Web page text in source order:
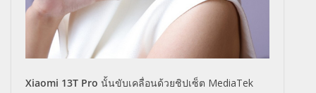
Xiaomi 13T Pro นั้นขับเคลื่อนด้วยชิปเซ็ต MediaTek